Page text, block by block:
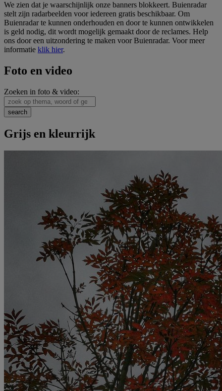
We zien dat je waarschijnlijk onze banners blokkeert. Buienradar
stelt zijn radarbeelden voor iedereen gratis beschikbaar. Om
Buienradar te kunnen onderhouden en door te kunnen ontwikkelen
is geld nodig, dit wordt mogelijk gemaakt door de reclames. Help
ons door een uitzondering te maken voor Buienradar. Voor meer
informatie klik hier.
Foto en video
Zoeken in foto & video:
Grijs en kleurrijk